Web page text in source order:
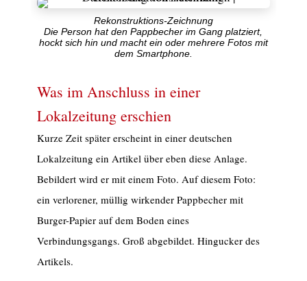
Rekonstruktions-Zeichnung
Die Person hat den Pappbecher im Gang platziert,
hockt sich hin und macht ein oder mehrere Fotos mit
dem Smartphone.
Was im Anschluss in einer
Lokalzeitung erschien
Kurze Zeit später erscheint in einer deutschen
Lokalzeitung ein Artikel über eben diese Anlage.
Bebildert wird er mit einem Foto. Auf diesem Foto:
ein verlorener, müllig wirkender Pappbecher mit
Burger-Papier auf dem Boden eines
Verbindungsgangs. Groß abgebildet. Hingucker des
Artikels.